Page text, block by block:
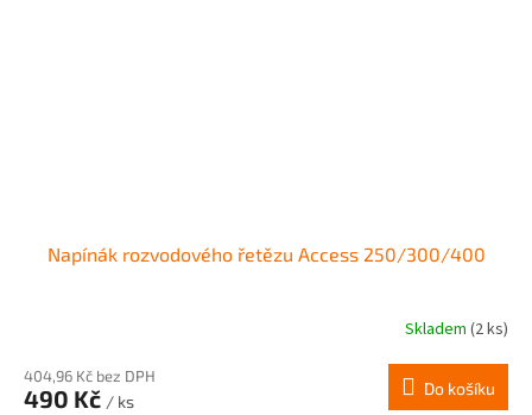
Napínák rozvodového řetězu Access 250/300/400
Skladem (2 ks)
404,96 Kč bez DPH
490 Kč / ks
Do košíku